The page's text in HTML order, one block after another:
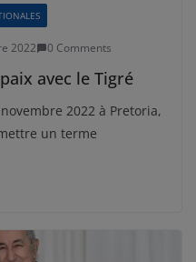
2022 0 Comments
avec le Tigré
2022 à Pretoria,
un terme